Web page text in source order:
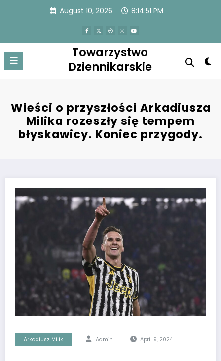
August 10, 2026 8:14:51 PM
Towarzystwo
Dziennikarskie
Wieści o przyszłości Arkadiusza
Milika rozeszły się tempem
błyskawicy. Koniec przygody.
Arkadiusz Milik Admin April 9, 2024